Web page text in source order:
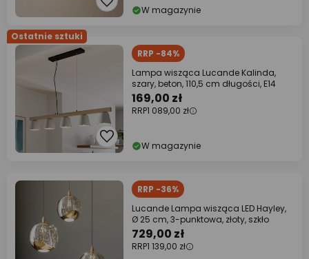
W magazynie
Ostatnie sztuki
RRP -84%
Lampa wisząca Lucande Kalinda,
szary, beton, 110,5 cm długości, E14
169,00 zł
RRP1 089,00 zł
W magazynie
RRP -36%
Lucande Lampa wisząca LED Hayley,
Ø 25 cm, 3-punktowa, złoty, szkło
729,00 zł
RRP1 139,00 zł